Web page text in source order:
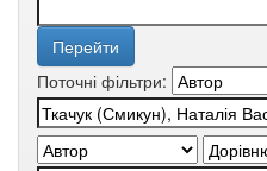
Поточні фільтри: